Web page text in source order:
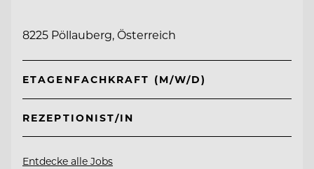
8225 Pöllauberg, Österreich
ETAGENFACHKRAFT (M/W/D)
REZEPTIONIST/IN
Entdecke alle Jobs